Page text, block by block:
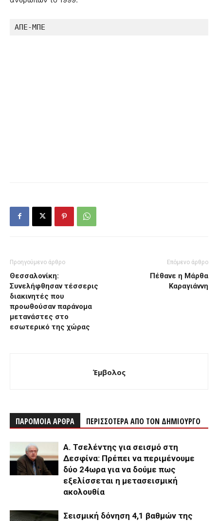
ΑΠΕ-ΜΠΕ
Προηγούμενο άρθρο
Θεσσαλονίκη:
Συνελήφθησαν τέσσερις
διακινητές που
προωθούσαν παράνομα
μετανάστες στο
εσωτερικό της χώρας
Επόμενο άρθρο
Πέθανε η Μάρθα
Καραγιάννη
Έμβολος
ΠΑΡΟΜΟΙΑ ΑΡΘΡΑ ΠΕΡΙΣΣΟΤΕΡΑ ΑΠΟ ΤΟΝ ΔΗΜΙΟΥΡΓΟ
Α. Τσελέντης για σεισμό στη
Δεσφίνα: Πρέπει να περιμένουμε
δύο 24ωρα για να δούμε πως
εξελίσσεται η μετασεισμική
ακολουθία
Σεισμική δόνηση 4,1 βαθμών της